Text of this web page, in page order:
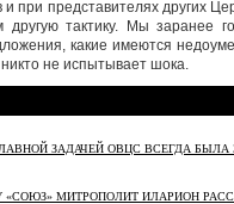
при представителях других
тактику. Мы заранее
какие имеются
не испытывает шока.
ЗАДАЧЕЙ ОВЦС ВСЕГДА
«СОЮЗ» МИТРОПОЛИТ ИЛАРИОН